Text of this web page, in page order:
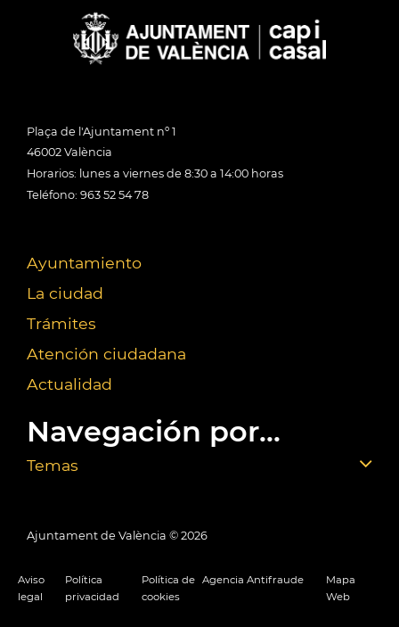
Plaça de l'Ajuntament nº 1
46002 València
Horarios: lunes a viernes de 8:30 a 14:00 horas
Teléfono: 963 52 54 78
Ayuntamiento
La ciudad
Trámites
Atención ciudadana
Actualidad
Navegación por...
Temas
Ajuntament de València © 2026
Aviso
legal
Política
privacidad
Política de
cookies
Agencia Antifraude
Mapa
Web